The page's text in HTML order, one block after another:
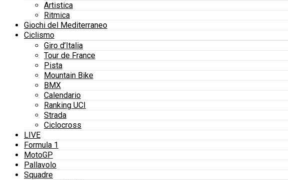
Artistica
Ritmica
Giochi del Mediterraneo
Ciclismo
Giro d’Italia
Tour de France
Pista
Mountain Bike
BMX
Calendario
Ranking UCI
Strada
Ciclocross
LIVE
Formula 1
MotoGP
Pallavolo
Squadre